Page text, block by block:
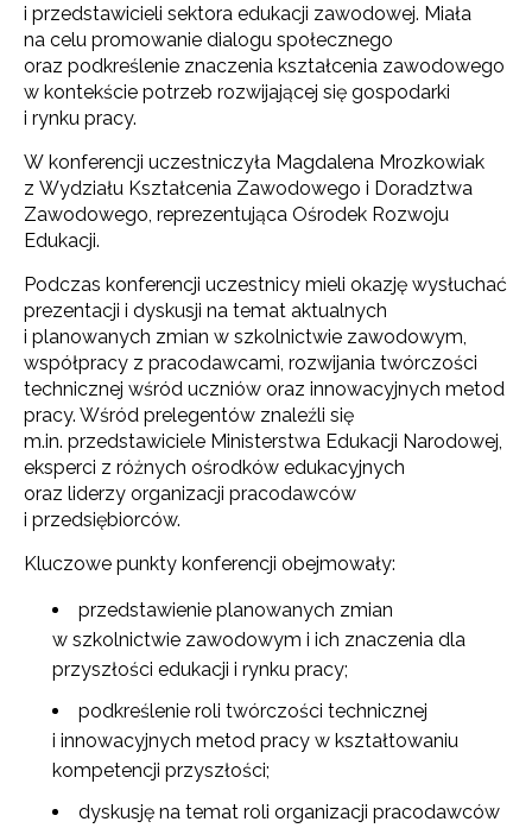
i przedstawicieli sektora edukacji zawodowej. Miała
na celu promowanie dialogu społecznego
oraz podkreślenie znaczenia kształcenia zawodowego
w kontekście potrzeb rozwijającej się gospodarki
i rynku pracy.
W konferencji uczestniczyła Magdalena Mrozkowiak
z Wydziału Kształcenia Zawodowego i Doradztwa
Zawodowego, reprezentująca Ośrodek Rozwoju
Edukacji.
Podczas konferencji uczestnicy mieli okazję wysłuchać
prezentacji i dyskusji na temat aktualnych
i planowanych zmian w szkolnictwie zawodowym,
współpracy z pracodawcami, rozwijania twórczości
technicznej wśród uczniów oraz innowacyjnych metod
pracy. Wśród prelegentów znaleźli się
m.in. przedstawiciele Ministerstwa Edukacji Narodowej,
eksperci z różnych ośrodków edukacyjnych
oraz liderzy organizacji pracodawców
i przedsiębiorców.
Kluczowe punkty konferencji obejmowały:
przedstawienie planowanych zmian
w szkolnictwie zawodowym i ich znaczenia dla
przyszłości edukacji i rynku pracy;
podkreślenie roli twórczości technicznej
i innowacyjnych metod pracy w kształtowaniu
kompetencji przyszłości;
dyskusję na temat roli organizacji pracodawców